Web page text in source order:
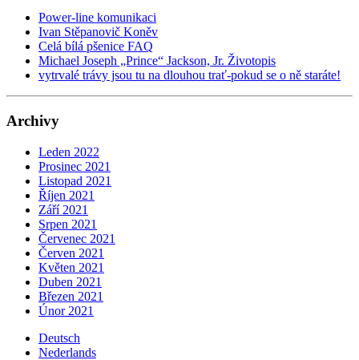
Power-line komunikaci
Ivan Stěpanovič Koněv
Celá bílá pšenice FAQ
Michael Joseph „Prince“ Jackson, Jr. Životopis
vytrvalé trávy jsou tu na dlouhou trať-pokud se o ně staráte!
Archivy
Leden 2022
Prosinec 2021
Listopad 2021
Říjen 2021
Září 2021
Srpen 2021
Červenec 2021
Červen 2021
Květen 2021
Duben 2021
Březen 2021
Únor 2021
Deutsch
Nederlands